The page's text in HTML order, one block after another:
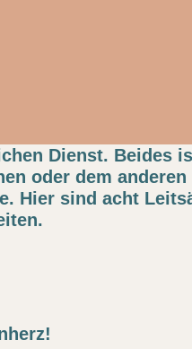
Dienst. Beides
oder dem anderen
Hier sind acht